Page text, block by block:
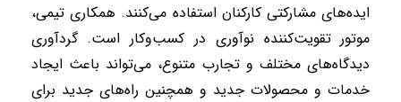
ایده‌های مشارکتی کارکنان استفاده می‌کنند. همکاری تیمی،
موتور تقویت‌کننده نوآوری در کسب‌و‌کار است. گردآوری
دیدگاه‌های مختلف و تجارب متنوع، می‌تواند باعث ایجاد
خدمات و محصولات جدید و همچنین راه‌های جدید برای